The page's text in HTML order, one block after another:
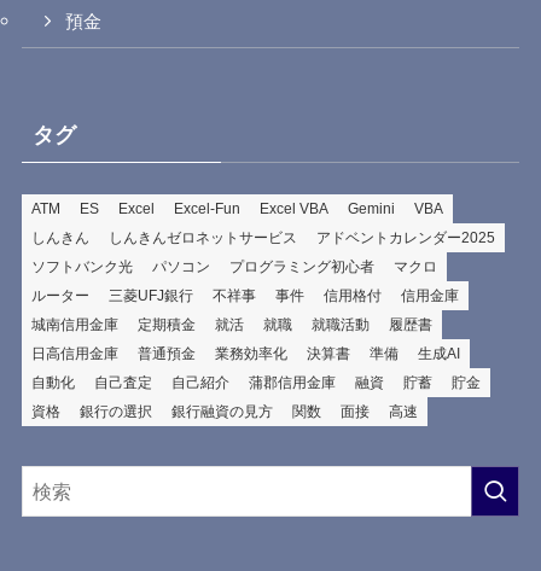
預金
タグ
ATM ES Excel Excel-Fun Excel VBA Gemini
VBA
しんきん
しんきんゼロネットサービス
アドベントカレンダー2025
ソフトバンク光
パソコン プログラミング初心者
マクロ
ルーター
三菱UFJ銀行 不祥事 事件 信用格付
信用金庫
城南信用金庫
定期積金 就活 就職 就職活動
履歴書
日高信用金庫
普通預金 業務効率化 決算書 準備
生成AI
自動化
自己査定 自己紹介 蒲郡信用金庫 融資 貯蓄
貯金
資格
銀行の選択 銀行融資の見方 関数 面接 高速